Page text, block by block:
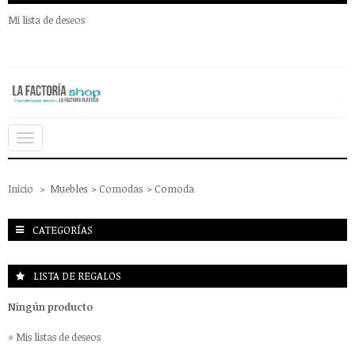
Mi lista de deseos
Navegación
Inicio > Muebles > Comodas > Comoda
CATEGORÍAS
LISTA DE REGALOS
Ningún producto
» Mis listas de deseos